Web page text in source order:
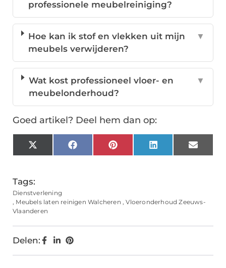
professionele meubelreiniging?
Hoe kan ik stof en vlekken uit mijn
meubels verwijderen?
▼
Wat kost professioneel vloer- en
meubelonderhoud?
▼
Goed artikel? Deel hem dan op:
X
(Twitter)
FacebookPinterestLinkedInEmail
Tags:
Dienstverlening
, Meubels laten reinigen Walcheren ,Vloeronderhoud Zeeuws-
Vlaanderen
Delen: